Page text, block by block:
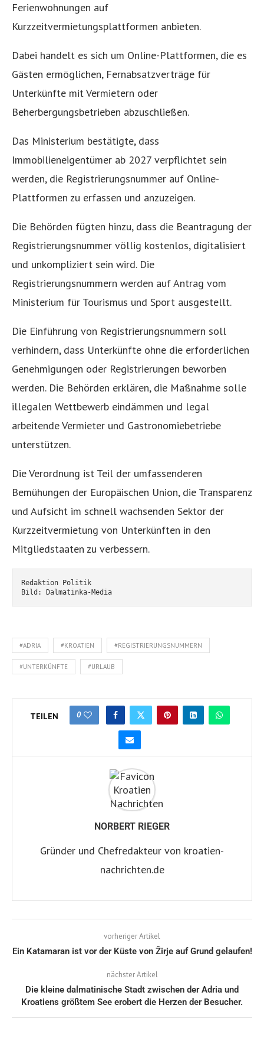
Ferienwohnungen auf
Kurzzeitvermietungsplattformen anbieten.
Dabei handelt es sich um Online-Plattformen, die es
Gästen ermöglichen, Fernabsatzverträge für
Unterkünfte mit Vermietern oder
Beherbergungsbetrieben abzuschließen.
Das Ministerium bestätigte, dass
Immobilieneigentümer ab 2027 verpflichtet sein
werden, die Registrierungsnummer auf Online-
Plattformen zu erfassen und anzuzeigen.
Die Behörden fügten hinzu, dass die Beantragung der
Registrierungsnummer völlig kostenlos, digitalisiert
und unkompliziert sein wird. Die
Registrierungsnummern werden auf Antrag vom
Ministerium für Tourismus und Sport ausgestellt.
Die Einführung von Registrierungsnummern soll
verhindern, dass Unterkünfte ohne die erforderlichen
Genehmigungen oder Registrierungen beworben
werden. Die Behörden erklären, die Maßnahme solle
illegalen Wettbewerb eindämmen und legal
arbeitende Vermieter und Gastronomiebetriebe
unterstützen.
Die Verordnung ist Teil der umfassenderen
Bemühungen der Europäischen Union, die Transparenz
und Aufsicht im schnell wachsenden Sektor der
Kurzzeitvermietung von Unterkünften in den
Mitgliedstaaten zu verbessern.
Redaktion Politik
Bild: Dalmatinka-Media
#ADRIA #KROATIEN #REGISTRIERUNGSNUMMERN
#UNTERKÜNFTE #URLAUB
TEILEN 0
NORBERT RIEGER
Gründer und Chefredakteur von kroatien-
nachrichten.de
vorheriger Artikel
Ein Katamaran ist vor der Küste von Žirje auf Grund gelaufen!
nächster Artikel
Die kleine dalmatinische Stadt zwischen der Adria und
Kroatiens größtem See erobert die Herzen der Besucher.